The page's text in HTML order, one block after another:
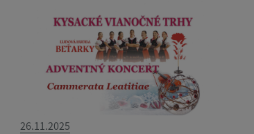
26.11.2025